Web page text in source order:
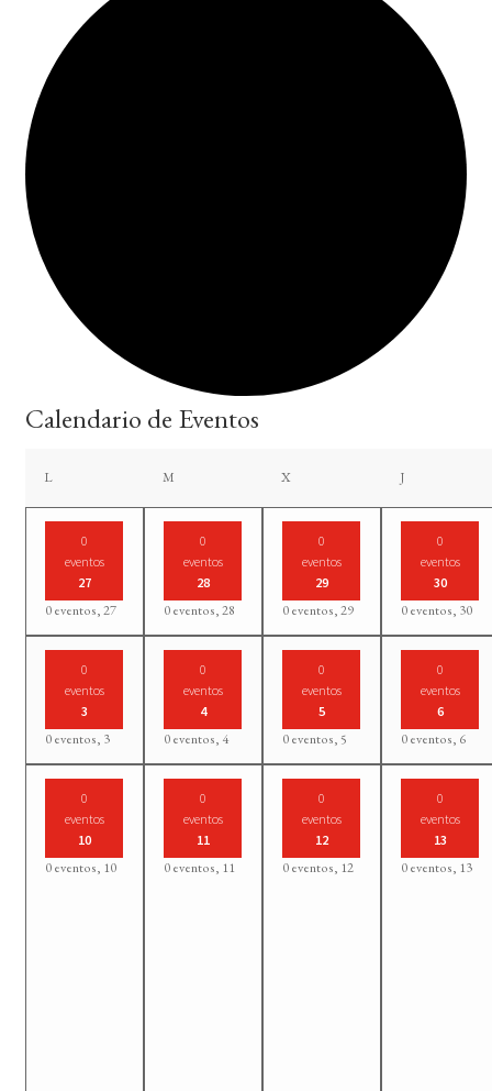
Calendario de Eventos
Llunes Mmartes Xmiércoles Jjueves
0
eventos
27
0 eventos,27
0
eventos
28
0 eventos,28
0
eventos
29
0 eventos,29
0
eventos
30
0 eventos, 30
0
eventos
3
0 eventos, 3
0
eventos
4
0 eventos, 4
0
eventos
5
0 eventos,5
0
eventos
6
0 eventos, 6
0
eventos
10
0 eventos, 10
0
eventos
11
0 eventos, 11
0
eventos
12
0 eventos, 12
0
eventos
13
0 eventos, 13